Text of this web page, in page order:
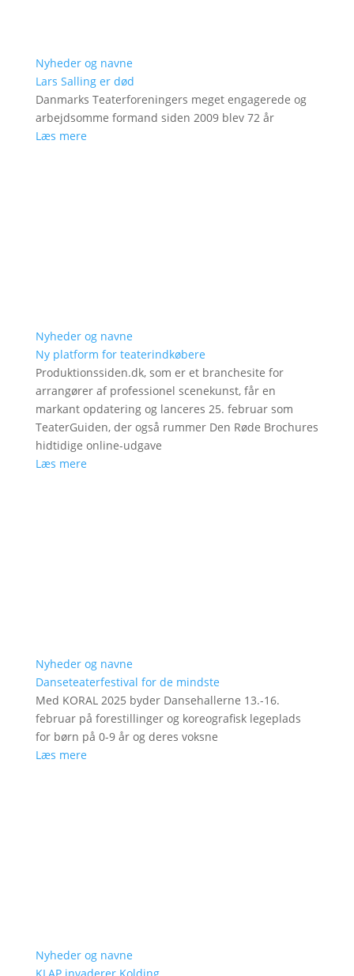
Nyheder og navne
Lars Salling er død
Danmarks Teaterforeningers meget engagerede og
arbejdsomme formand siden 2009 blev 72 år
Læs mere
Nyheder og navne
Ny platform for teaterindkøbere
Produktionssiden.dk, som er et branchesite for
arrangører af professionel scenekunst, får en
markant opdatering og lanceres 25. februar som
TeaterGuiden, der også rummer Den Røde Brochures
hidtidige online-udgave
Læs mere
Nyheder og navne
Danseteaterfestival for de mindste
Med KORAL 2025 byder Dansehallerne 13.-16.
februar på forestillinger og koreografisk legeplads
for børn på 0-9 år og deres voksne
Læs mere
Nyheder og navne